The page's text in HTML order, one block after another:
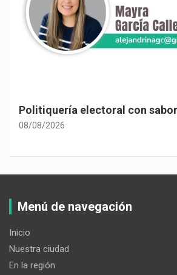
Politiquería electoral con
08/08/2026
Menú de navegación
Inicio
Nuestra ciudad
En la región